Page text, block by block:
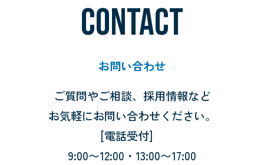
CONTACT
お問い合わせ
ご質問やご相談、採用情報など
お気軽にお問い合わせください。
[電話受付]
9:00〜12:00・13:00〜17:00